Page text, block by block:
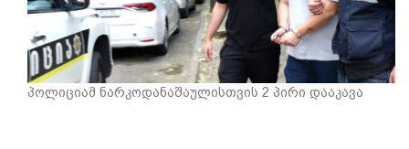
პოლიციამ ნარკოდანაშაულისთვის 2 პირი დააკავა